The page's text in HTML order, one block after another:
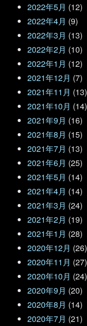
2022年5月 (12)
2022年4月 (9)
2022年3月 (13)
2022年2月 (10)
2022年1月 (12)
2021年12月 (7)
2021年11月 (13)
2021年10月 (14)
2021年9月 (16)
2021年8月 (15)
2021年7月 (13)
2021年6月 (25)
2021年5月 (14)
2021年4月 (14)
2021年3月 (24)
2021年2月 (19)
2021年1月 (28)
2020年12月 (26)
2020年11月 (27)
2020年10月 (24)
2020年9月 (20)
2020年8月 (14)
2020年7月 (21)